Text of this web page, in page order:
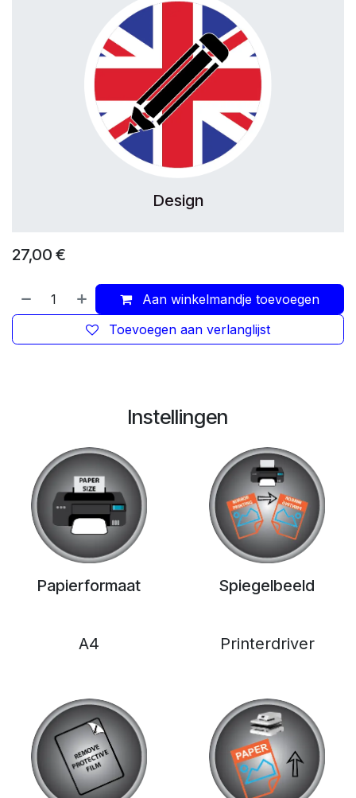
Design
27,00 €
Aan winkelmandje toevoegen
Toevoegen aan verlanglijst
Instellingen
Papierformaat
A4
Spiegelbeeld
Printerdriver